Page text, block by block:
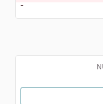
-